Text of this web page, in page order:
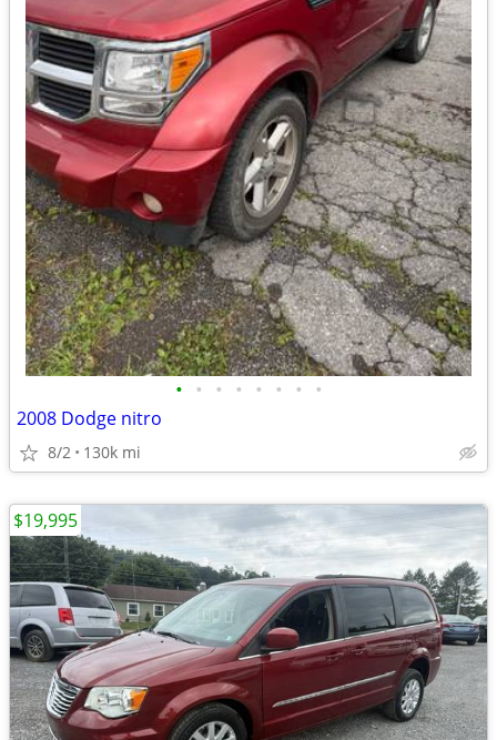
• • • • • • • •
2008 Dodge nitro
8/2 130k mi
$19,995